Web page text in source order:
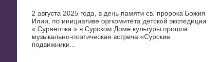
2 августа 2025 года, в день памяти св. пророка Божия
Илии, по инициативе оргкомитета детской экспедиции
« Суряночка » в Сурском Доме культуры прошла
музыкально-поэтическая встреча «Сурские
подвижники...